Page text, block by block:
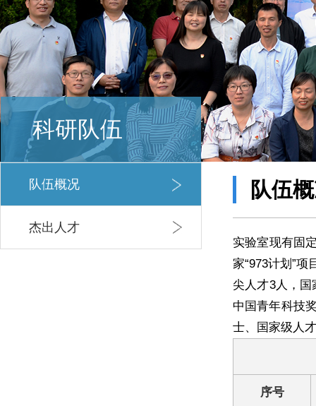
科研队伍
队伍概况
杰出人才
队伍
实验室现有固
家“973计划”
尖人才3人，国
中国青年科技
士、国家级人
序号